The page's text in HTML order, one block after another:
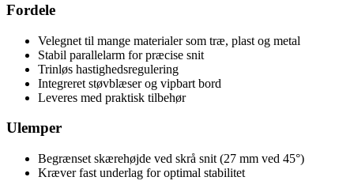
Fordele
Velegnet til mange materialer som træ, plast og metal
Stabil parallelarm for præcise snit
Trinløs hastighedsregulering
Integreret støvblæser og vipbart bord
Leveres med praktisk tilbehør
Ulemper
Begrænset skærehøjde ved skrå snit (27 mm ved 45°)
Kræver fast underlag for optimal stabilitet